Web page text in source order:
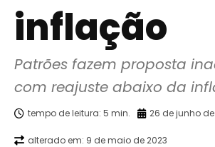
inflação
Patrões fazem proposta
com reajuste abaixo da
tempo de leitura: 5 min. 26 de junho de
alterado em: 9 de maio de 2023